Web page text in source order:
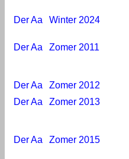
Der Aa Winter 2024
Der Aa
Zomer 2011
Der Aa Zomer 2012
Der Aa
Zomer 2013
Der Aa Zomer 2015